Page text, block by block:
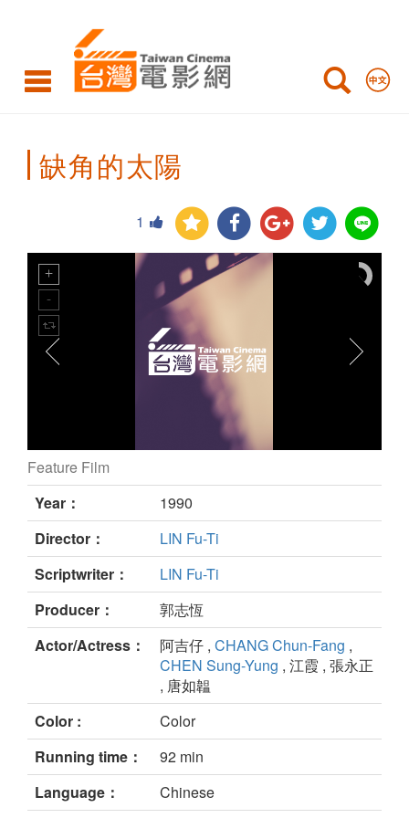
Taiwan
Cinema
缺角的太陽
1
still
Feature Film
Year：
1990
Director：
LIN Fu-Ti
Scriptwriter：
LIN Fu-Ti
Producer：
郭志恆
Actor/Actress：
阿吉仔 , CHANG Chun-Fang ,
CHEN Sung-Yung , 江霞 , 張永正
, 唐如韞
Color :
Color
Running time：
92 min
Language：
Chinese